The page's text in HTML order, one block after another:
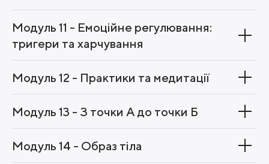
Модуль 11 - Емоційне регулювання:
тригери та харчування
Модуль 12 - Практики та медитації
Модуль 13 - З точки А до точки Б
Модуль 14 - Образ тіла